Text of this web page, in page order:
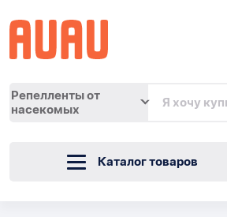
Репелленты от
насекомых
Каталог товаров